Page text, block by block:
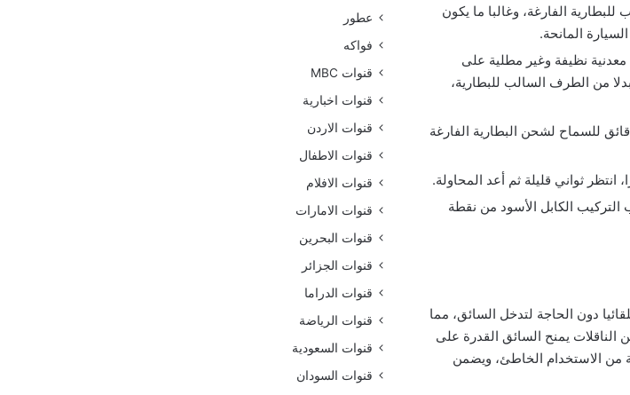
الفارغة، وغالبا ما يكون
المانحة.
معدنية نظيفة وغير مطلية على
من الطرف السالب للبطارية،
للسماح لشحن البطارية الفارغة
ثواني قليلة ثم أعد المحاولة.
التركيب الكابل الأسود من نقطة
دون الحاجة لتدخل السائق، مما
الناقلات يمنح السائق القدرة على
من الاستخدام الخاطئ، ويضمن
عطور
فواكه
قنوات MBC
قنوات اخبارية
قنوات الاردن
قنوات الاطفال
قنوات الافلام
قنوات الامارات
قنوات البحرين
قنوات الجزائر
قنوات الدراما
قنوات الرياضة
قنوات السعودية
قنوات السودان